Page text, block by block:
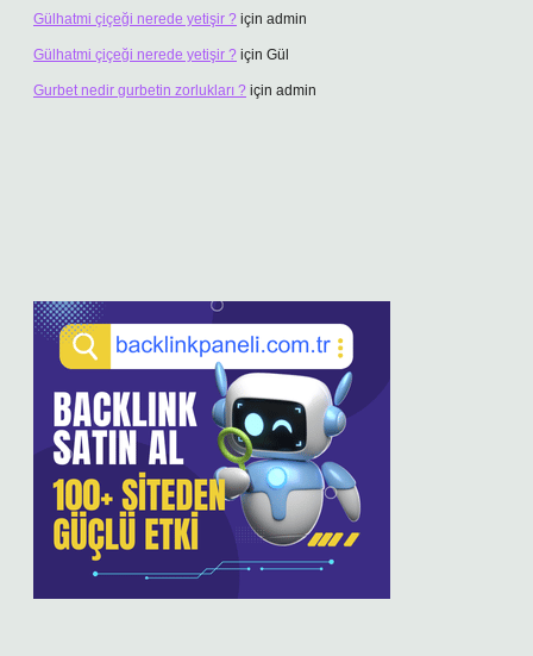
Gülhatmi çiçeği nerede yetişir ? için admin
Gülhatmi çiçeği nerede yetişir ? için Gül
Gurbet nedir gurbetin zorlukları ? için admin